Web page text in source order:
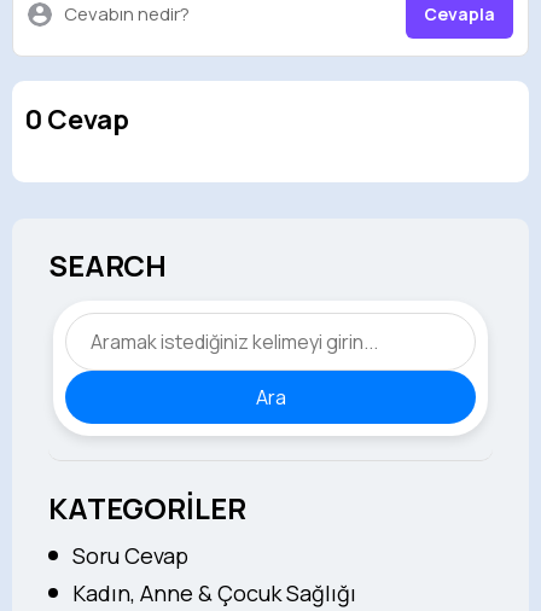
Cevabın nedir? Cevapla
0 Cevap
SEARCH
Ara
KATEGORİLER
Soru Cevap
Kadın, Anne & Çocuk Sağlığı